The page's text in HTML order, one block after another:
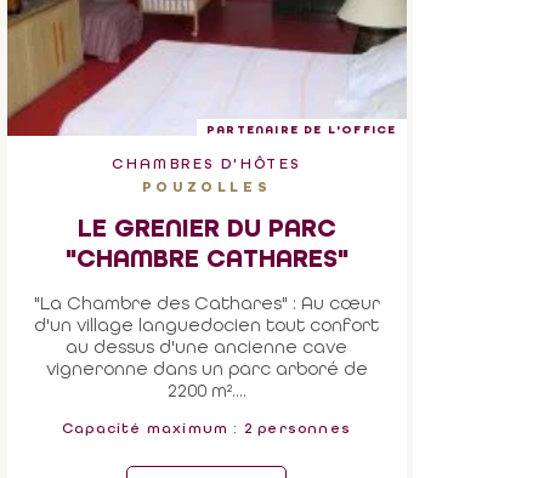
PARTENAIRE DE L'OFFICE
CHAMBRES D'HÔTES
POUZOLLES
LE GRENIER DU PARC
"CHAMBRE CATHARES"
"La Chambre des Cathares" : Au cœur
d'un village languedocien tout confort
au dessus d'une ancienne cave
vigneronne dans un parc arboré de
2200 m²....
Capacité maximum : 2 personnes